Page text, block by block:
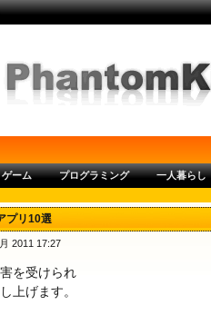
ゲーム プログラミング 一人暮らし
プリ10選
2011 17:27
を受けられ
上げます。